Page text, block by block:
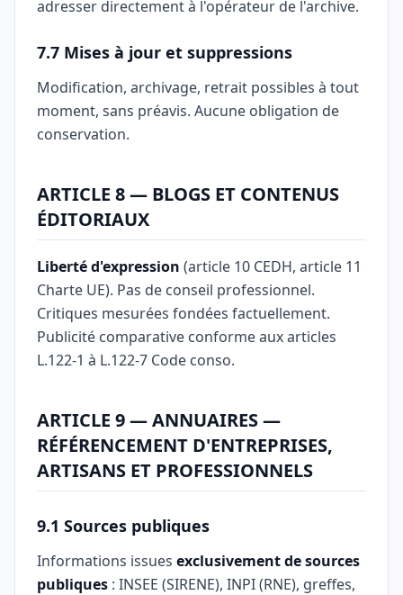
adresser directement à l'opérateur de l'archive.
7.7 Mises à jour et suppressions
Modification, archivage, retrait possibles à tout
moment, sans préavis. Aucune obligation de
conservation.
ARTICLE 8 — BLOGS ET CONTENUS
ÉDITORIAUX
Liberté d'expression (article 10 CEDH, article 11
Charte UE). Pas de conseil professionnel.
Critiques mesurées fondées factuellement.
Publicité comparative conforme aux articles
L.122-1 à L.122-7 Code conso.
ARTICLE 9 — ANNUAIRES —
RÉFÉRENCEMENT D'ENTREPRISES,
ARTISANS ET PROFESSIONNELS
9.1 Sources publiques
Informations issues exclusivement de sources
publiques : INSEE (SIRENE), INPI (RNE), greffes,